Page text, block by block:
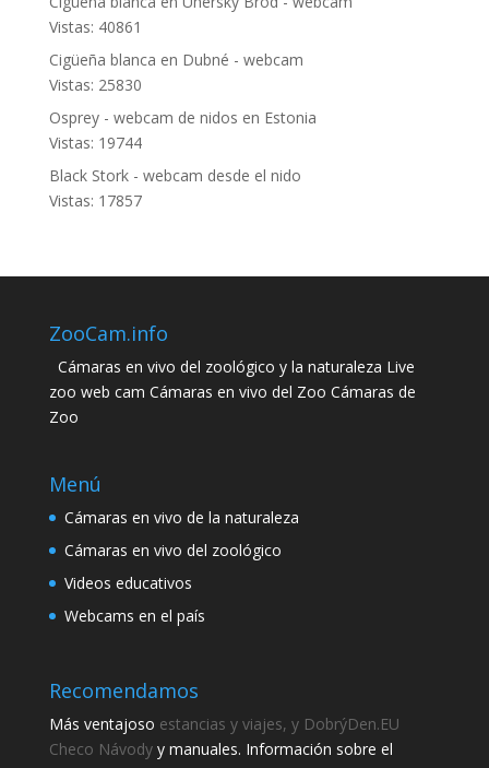
Vistas: 40861
Cigüeña blanca en Dubné - webcam
Vistas: 25830
Osprey - webcam de nidos en Estonia
Vistas: 19744
Black Stork - webcam desde el nido
Vistas: 17857
ZooCam.info
Cámaras en vivo del zoológico y la naturaleza Live
zoo web cam Cámaras en vivo del Zoo Cámaras de
Zoo
Menú
Cámaras en vivo de la naturaleza
Cámaras en vivo del zoológico
Videos educativos
Webcams en el país
Recomendamos
Más ventajoso estancias y viajes, y DobrýDen.EU
Checo Návodyy manuales. Información sobre el